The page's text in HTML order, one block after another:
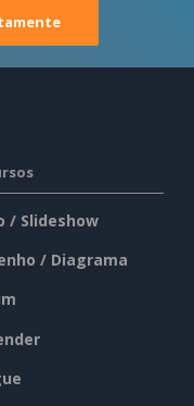
/ Slideshow
/ Diagrama